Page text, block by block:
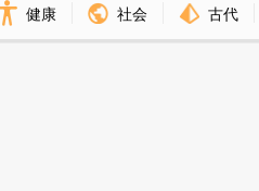
健康 社会 古代